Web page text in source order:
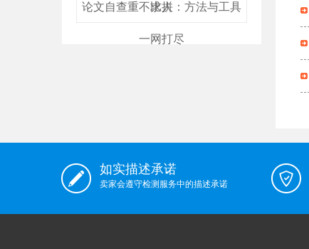
比拼
论文自查重不求人：方法与工具
一网打尽
如实描述承诺
卖家会遵守检测服务中的描述承诺